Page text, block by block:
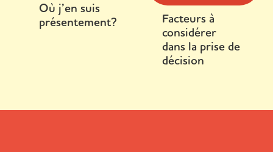
Où j’en suis
présentement?
Facteurs à
considérer
dans la prise de
décision